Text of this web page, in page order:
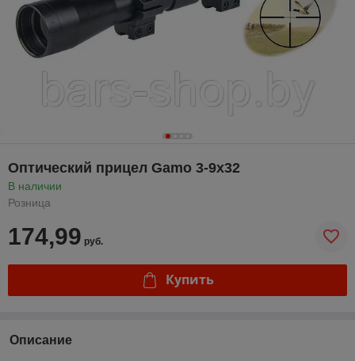
Оптический прицел Gamo 3-9x32
В наличии
Розница
174,99 руб.
Купить
Описание